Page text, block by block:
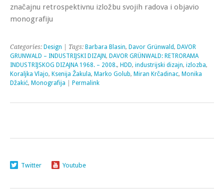
značajnu retrospektivnu izložbu svojih radova i objavio
monografiju
Categories: Design | Tags: Barbara Blasin, Davor Grünwald, DAVOR
GRUNWALD – INDUSTRIJSKI DIZAJN, DAVOR GRÜNWALD: RETRORAMA
INDUSTRIJSKOG DIZAJNA 1968. – 2008., HDD, industrijski dizajn, izlozba,
Koraljka Vlajo, Ksenija Žakula, Marko Golub, Miran Krčadinac, Monika
Džakić, Monografija Permalink
Twitter Youtube